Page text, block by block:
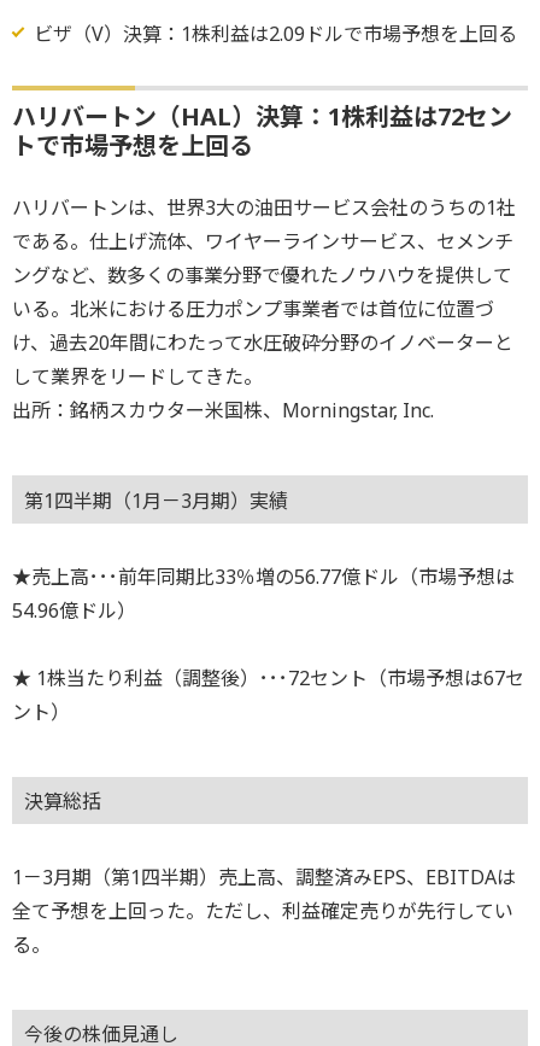
ビザ（V）決算：1株利益は2.09ドルで市場予想を上回る
ハリバートン（HAL）決算：1株利益は72セン
トで市場予想を上回る
ハリバートンは、世界3大の油田サービス会社のうちの1社
である。仕上げ流体、ワイヤーラインサービス、セメンチ
ングなど、数多くの事業分野で優れたノウハウを提供して
いる。北米における圧力ポンプ事業者では首位に位置づ
け、過去20年間にわたって水圧破砕分野のイノベーターと
して業界をリードしてきた。
出所：銘柄スカウター米国株、Morningstar, Inc.
第1四半期（1月－3月期）実績
★売上高･･･前年同期比33％増の56.77億ドル（市場予想は
54.96億ドル）
★ 1株当たり利益（調整後）･･･72セント（市場予想は67セ
ント）
決算総括
1－3月期（第1四半期）売上高、調整済みEPS、EBITDAは
全て予想を上回った。ただし、利益確定売りが先行してい
る。
今後の株価見通し